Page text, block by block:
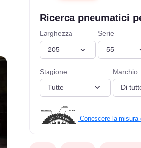
Ricerca pneumatici
Larghezza Serie
Stagione Marchio
Conoscere la misura